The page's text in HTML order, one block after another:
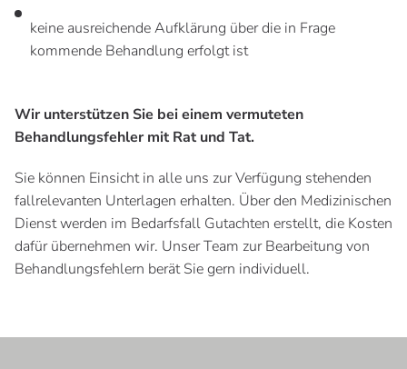
keine ausreichende Aufklärung über die in Frage
kommende Behandlung erfolgt ist
Wir unterstützen Sie bei einem vermuteten
Behandlungsfehler mit Rat und Tat.
Sie können Einsicht in alle uns zur Verfügung stehenden
fallrelevanten Unterlagen erhalten. Über den Medizinischen
Dienst werden im Bedarfsfall Gutachten erstellt, die Kosten
dafür übernehmen wir. Unser Team zur Bearbeitung von
Behandlungsfehlern berät Sie gern individuell.